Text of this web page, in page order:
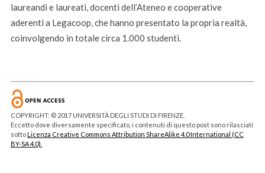
laureandi e laureati, docenti dell’Ateneo e cooperative
aderenti a Legacoop, che hanno presentato la propria realtà,
coinvolgendo in totale circa 1.000 studenti.
COPYRIGHT: © 2017 UNIVERSITÀ DEGLI STUDI DI FIRENZE.
Eccetto dove diversamente specificato, i contenuti di questo post sono rilasciati
sottoLicenza Creative Commons Attribution ShareAlike 4.0 International (CC
BY-SA 4.0).